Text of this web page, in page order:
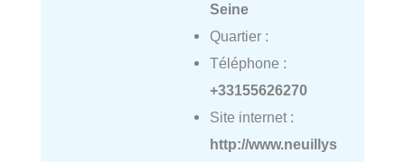
Seine
Quartier :
Téléphone :
+33155626270
Site internet :
http://www.neuillys